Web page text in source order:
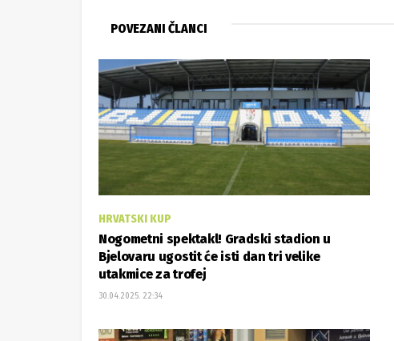
POVEZANI ČLANCI
HRVATSKI KUP
Nogometni spektakl! Gradski stadion u
Bjelovaru ugostit će isti dan tri velike
utakmice za trofej
30.04.2025. 22:34